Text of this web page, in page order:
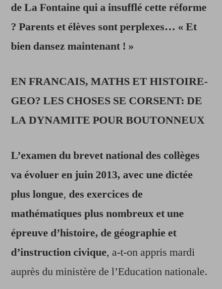
brevet
collèges
s’allonge…
de La Fontaine qui a insufflé cette réforme
? Parents et élèves sont perplexes… « Et
bien dansez maintenant ! »
EN FRANCAIS, MATHS ET HISTOIRE-
GEO? LES CHOSES SE CORSENT: DE
LA DYNAMITE POUR BOUTONNEUX
L’examen du brevet national des collèges
va évoluer en juin 2013, avec une dictée
plus longue, des exercices de
mathématiques plus nombreux et une
épreuve d’histoire, de géographie et
d’instruction civique, a-t-on appris mardi
auprès du ministère de l’Education nationale.